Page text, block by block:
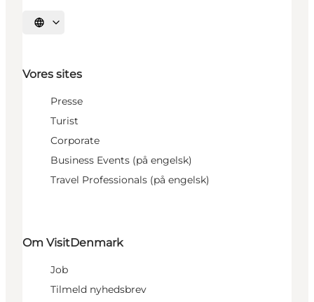
Vælg sprog
Vores sites
Presse
Turist
Corporate
Business Events (på engelsk)
Travel Professionals (på engelsk)
Om VisitDenmark
Job
Tilmeld nyhedsbrev